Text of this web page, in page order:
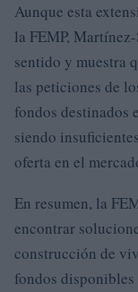
Aunque esta
la FEMP,
sentido y muestra
las peticiones de
fondos destinados
siendo
oferta en el
En resumen, la
encontrar
construcción de
fondos